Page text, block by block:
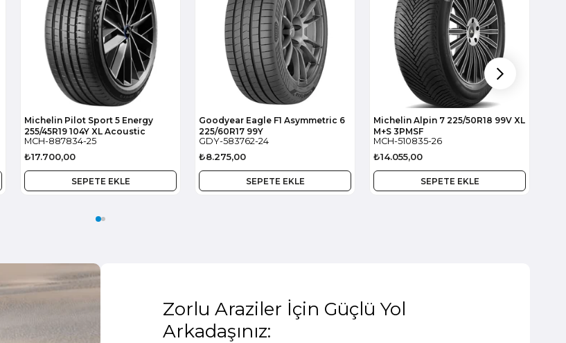
Michelin Pilot Sport 5 Energy
255/45R19 104Y XL Acoustic
MCH-887834-25
₺17.700,00
SEPETE EKLE
Goodyear Eagle F1 Asymmetric 6
225/60R17 99Y
GDY-583762-24
₺8.275,00
SEPETE EKLE
Michelin Alpin 7 225/50R18 99V XL
M+S 3PMSF
MCH-510835-26
₺14.055,00
SEPETE EKLE
Zorlu Araziler İçin Güçlü Yol
Arkadaşınız: